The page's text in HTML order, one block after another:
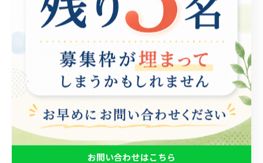
関連タグ
#就労継続支援B型
カテゴリー Categories
お問い合わせはこちら